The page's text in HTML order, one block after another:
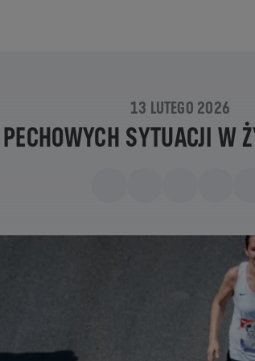
13 LUTEGO 2026
SYTUACJI W